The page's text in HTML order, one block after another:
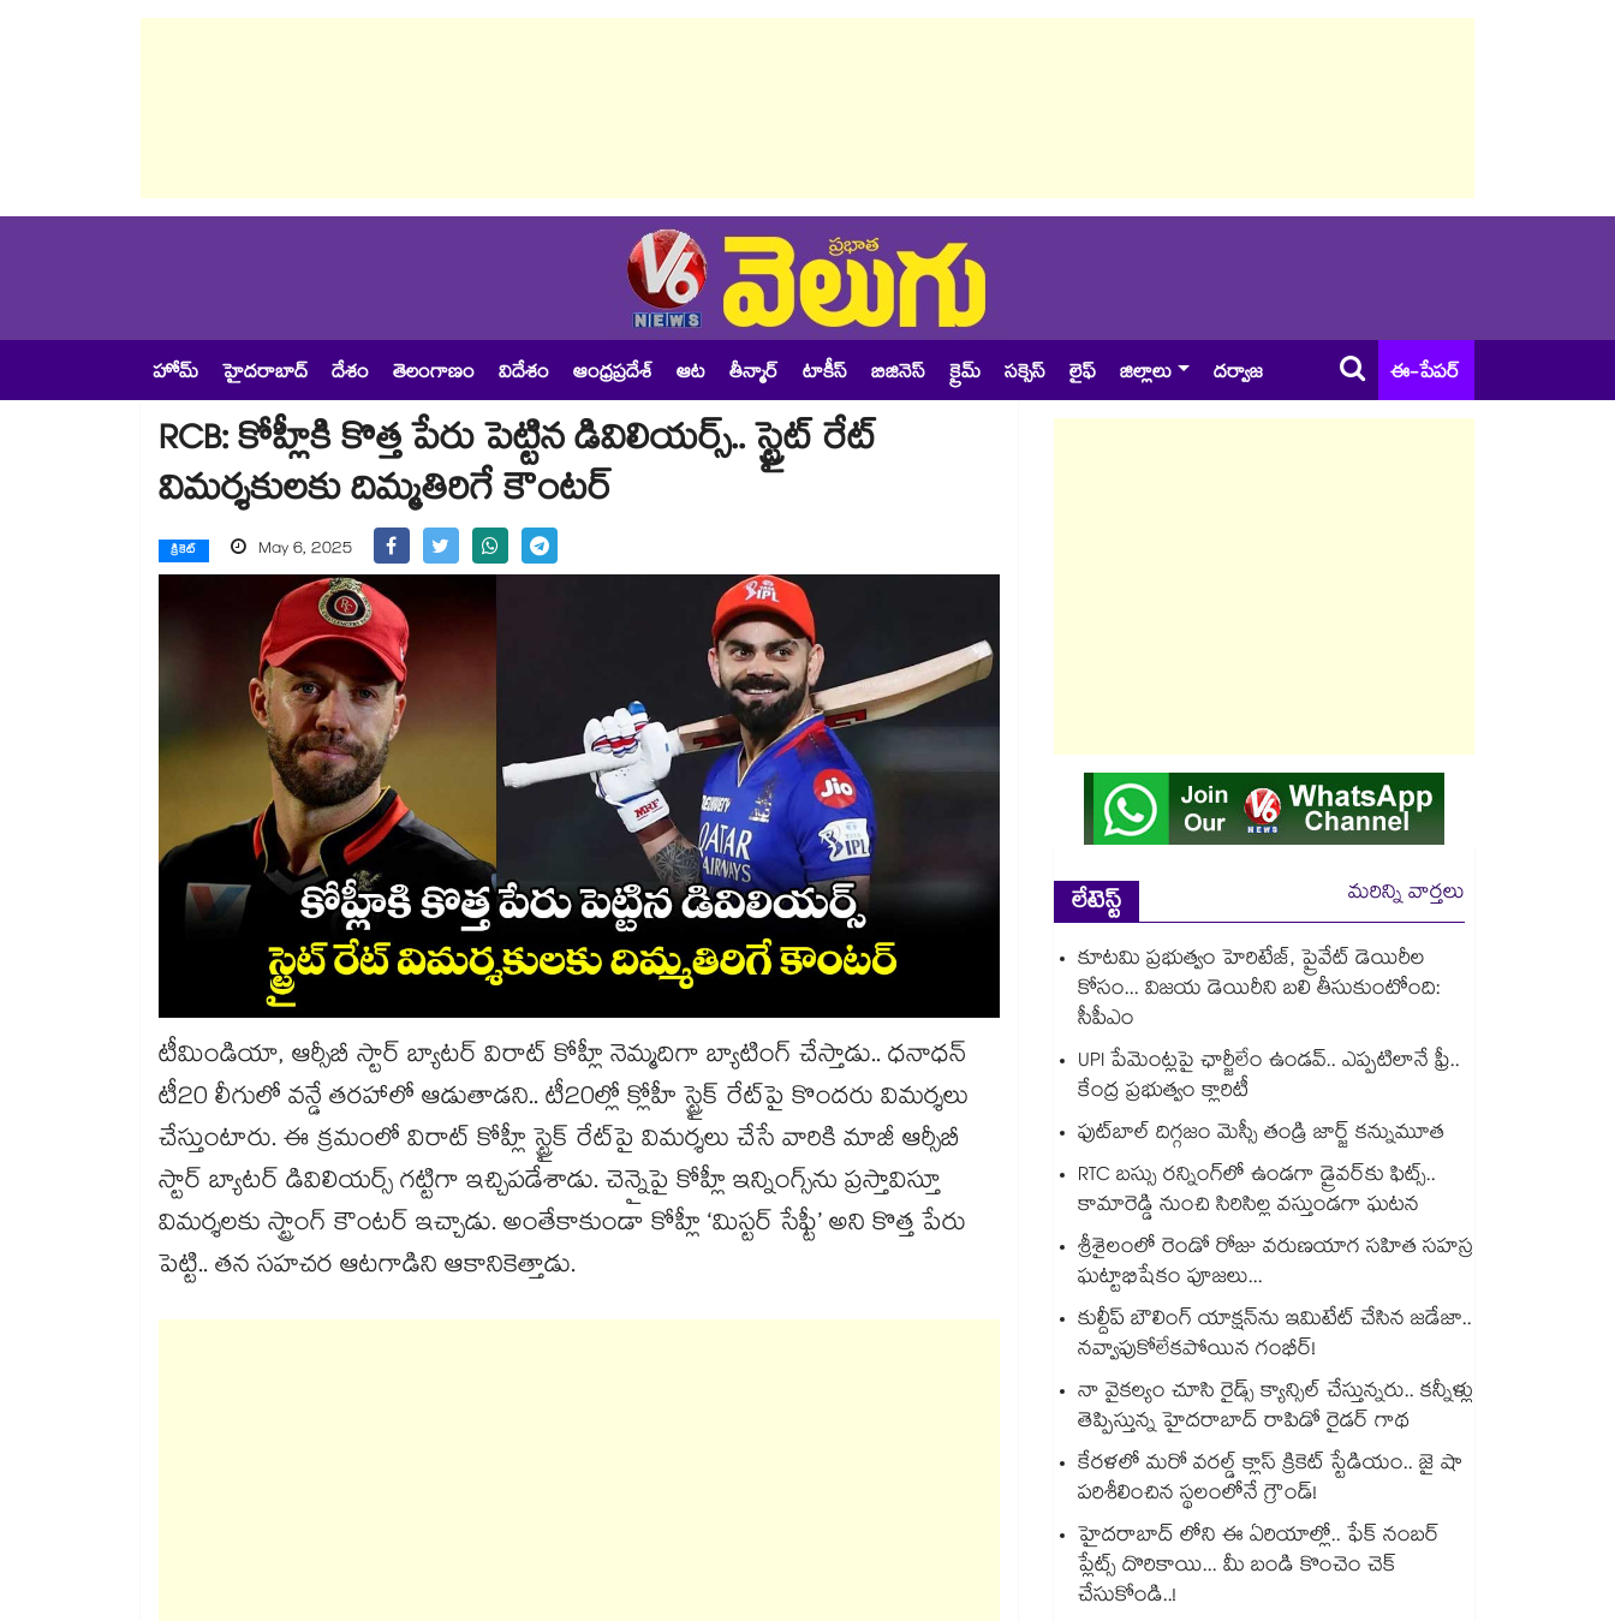
హోమ్ హైదరాబాద్ దేశం తెలంగాణం విదేశం ఆంధ్రప్రదేశ్ ఆట తీన్మార్ టాకీస్ బిజినెస్ క్రైమ్ సక్సెస్ లైఫ్ జిల్లాలు దర్వాజ ఈ-పేపర్
RCB: కోహ్లీకి కొత్త పేరు పెట్టిన డివిలియర్స్.. స్ట్రైట్ రేట్
విమర్శకులకు దిమ్మతిరిగే కౌంటర్
క్రికెట్ May 6, 2025
టీమిండియా, ఆర్సీబీ స్టార్ బ్యాటర్ విరాట్ కోహ్లీ నెమ్మదిగా బ్యాటింగ్ చేస్తాడు.. ధనాధన్
టీ20 లీగులో వన్డే తరహాలో ఆడుతాడని.. టీ20ల్లో క్లోహీ స్ట్రైక్ రేట్‎పై కొందరు విమర్శలు
చేస్తుంటారు. ఈ క్రమంలో విరాట్ కోహ్లీ స్ట్రైక్ రేట్‎పై విమర్శలు చేసే వారికి మాజీ ఆర్సీబీ
స్టార్ బ్యాటర్ డివిలియర్స్ గట్టిగా ఇచ్చిపడేశాడు. చెన్నైపై కోహ్లీ ఇన్నింగ్స్‎ను ప్రస్తావిస్తూ
విమర్శలకు స్ట్రాంగ్ కౌంటర్ ఇచ్చాడు. అంతేకాకుండా కోహ్లీ ‘మిస్టర్ సేఫ్టీ’ అని కొత్త పేరు
పెట్టి.. తన సహచర ఆటగాడిని ఆకానికెత్తాడు.
లేటెస్ట్
మరిన్ని వార్తలు
కూటమి ప్రభుత్వం హెరిటేజ్, ప్రైవేట్ డెయిరీల
కోసం... విజయ డెయిరీని బలి తీసుకుంటోంది:
సీపీఎం
UPI పేమెంట్లపై ఛార్జీలేం ఉండవ్.. ఎప్పటిలానే ఫ్రీ..
కేంద్ర ప్రభుత్వం క్లారిటీ
ఫుట్‎బాల్ దిగ్గజం మెస్సీ తండ్రి జార్జ్ కన్నుమూత
RTC బస్సు రన్నింగ్⁫లో ఉండగా డ్రైవర్‌కు ఫిట్స్..
కామారెడ్డి నుంచి సిరిసిల్ల వస్తుండగా ఘటన
శ్రీశైలంలో రెండో రోజు వరుణయాగ సహిత సహస్ర
ఘట్టాభిషేకం పూజలు...
కుల్దీప్ బౌలింగ్ యాక్షన్‌ను ఇమిటేట్ చేసిన జడేజా..
నవ్వాపుకోలేకపోయిన గంభీర్!
నా వైకల్యం చూసి రైడ్స్ క్యాన్సిల్ చేస్తున్నరు.. కన్నీళ్లు
తెప్పిస్తున్న హైదరాబాద్ రాపిడో రైడర్ గాథ
కేరళలో మరో వరల్డ్ క్లాస్ క్రికెట్ స్టేడియం.. జై షా
పరిశీలించిన స్థలంలోనే గ్రౌండ్!
హైదరాబాద్ లోని ఈ ఏరియాల్లో.. ఫేక్ నంబర్
ప్లేట్స్ దొరికాయి... మీ బండి కొంచెం చెక్
చేసుకోండి..!